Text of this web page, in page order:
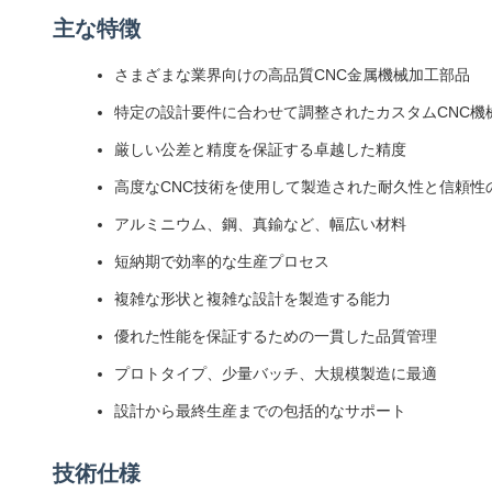
主な特徴
さまざまな業界向けの高品質CNC金属機械加工部品
特定の設計要件に合わせて調整されたカスタムCNC機
厳しい公差と精度を保証する卓越した精度
高度なCNC技術を使用して製造された耐久性と信頼性
アルミニウム、鋼、真鍮など、幅広い材料
短納期で効率的な生産プロセス
複雑な形状と複雑な設計を製造する能力
優れた性能を保証するための一貫した品質管理
プロトタイプ、少量バッチ、大規模製造に最適
設計から最終生産までの包括的なサポート
技術仕様